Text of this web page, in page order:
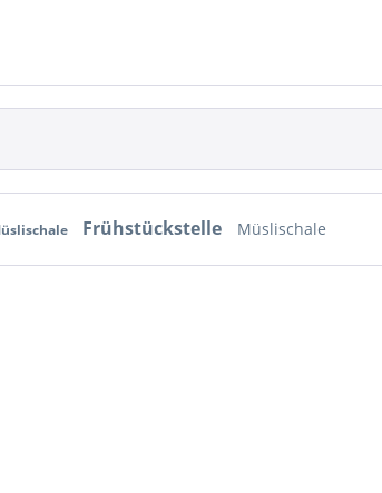
Frühstückstelle Müslischale